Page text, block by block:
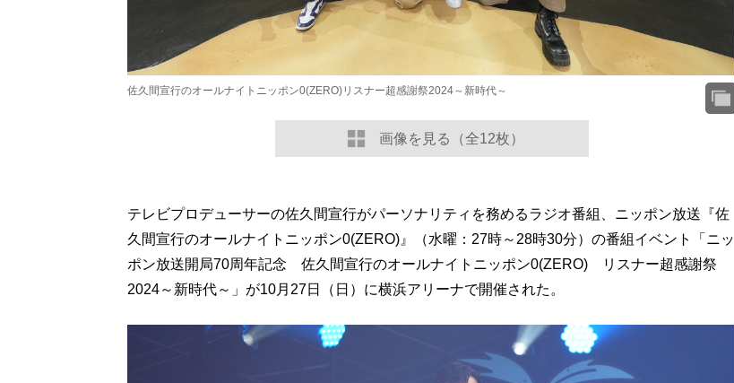
画像を見る（全12枚）
佐久間宣行のオールナイトニッポン0(ZERO)リスナー超感謝祭2024～新時代～
テレビプロデューサーの佐久間宣行がパーソナリティを務めるラジオ番組、ニッポン放送『佐
久間宣行のオールナイトニッポン0(ZERO)』（水曜：27時～28時30分）の番組イベント「ニッ
ポン放送開局70周年記念 佐久間宣行のオールナイトニッポン0(ZERO) リスナー超感謝祭
2024～新時代～」が10月27日（日）に横浜アリーナで開催された。